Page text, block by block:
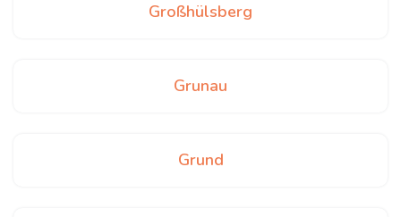
Großhülsberg
Grunau
Grund